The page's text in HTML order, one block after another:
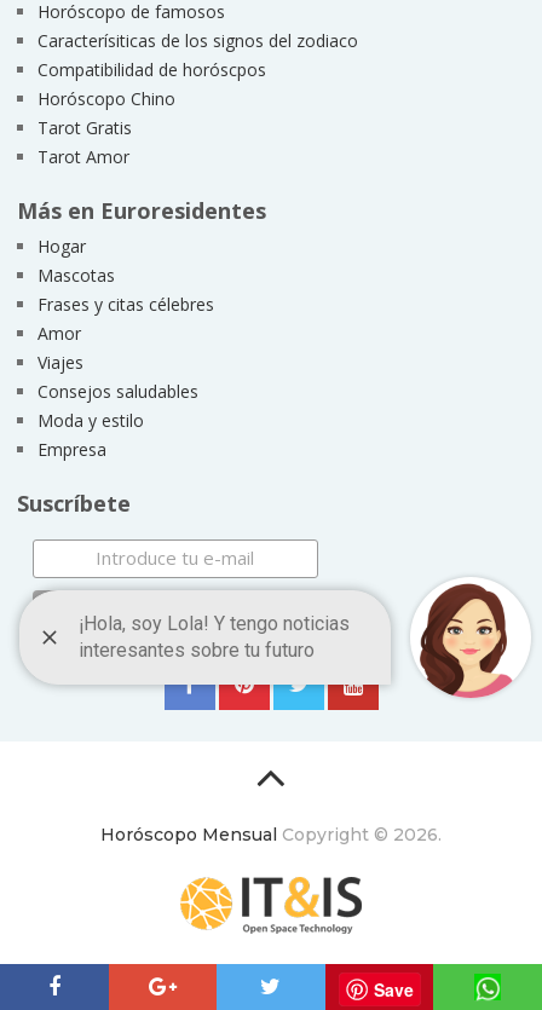
Horóscopo de famosos
Caracterísiticas de los signos del zodiaco
Compatibilidad de horóscpos
Horóscopo Chino
Tarot Gratis
Tarot Amor
Más en Euroresidentes
Hogar
Mascotas
Frases y citas célebres
Amor
Viajes
Consejos saludables
Moda y estilo
Empresa
Suscríbete
Horóscopo Mensual Copyright © 2026.
ItyIs Siglo XXI| Euroresidentes
Principios generales
(usuarios y equipo)
| Aviso legal| España
Save